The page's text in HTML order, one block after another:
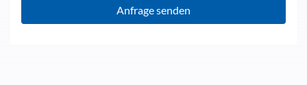
Anfrage senden